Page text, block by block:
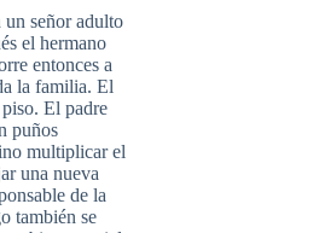
un señor adulto
el hermano
entonces a
la familia. El
El padre
puños
multiplicar el
una nueva
de la
también se